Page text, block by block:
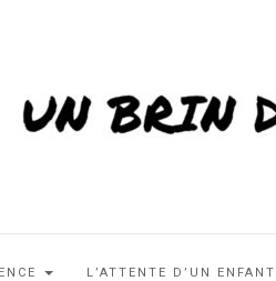
L’ATTENTE D’UN ENFANT